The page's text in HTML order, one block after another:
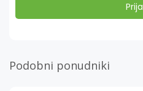
Podobni ponudniki